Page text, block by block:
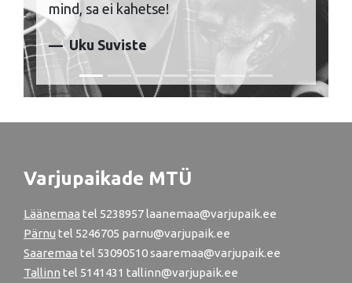
mind, sa ei kahetse!
Uku Suviste
Varjupaikade MTÜ
Läänemaa tel 5238957 laanemaa@varjupaik.ee
Pärnu tel 5246705 parnu@varjupaik.ee
Saaremaa tel 53090510 saaremaa@varjupaik.ee
Tallinn tel 5141431 tallinn@varjupaik.ee